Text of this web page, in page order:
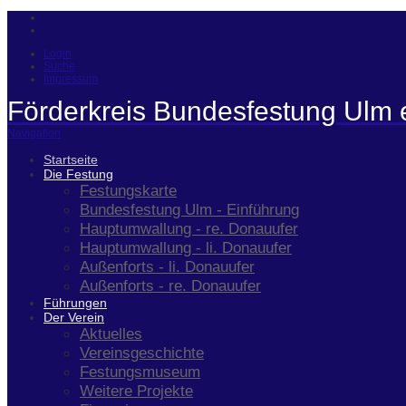
Login
Suche
Impressum
Förderkreis Bundesfestung Ulm
Navigation
Startseite
Die Festung
Festungskarte
Bundesfestung Ulm - Einführung
Hauptumwallung - re. Donauufer
Hauptumwallung - li. Donauufer
Außenforts - li. Donauufer
Außenforts - re. Donauufer
Führungen
Der Verein
Aktuelles
Vereinsgeschichte
Festungsmuseum
Weitere Projekte